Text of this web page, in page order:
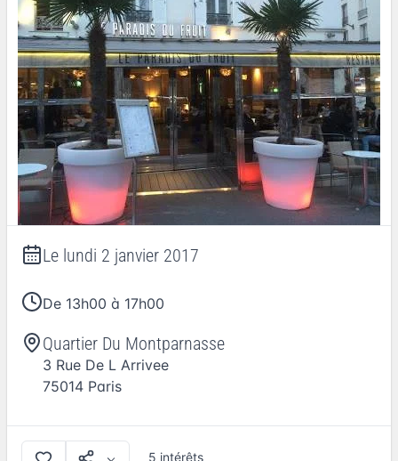
Le lundi 2 janvier 2017
De 13h00 à 17h00
Quartier Du Montparnasse
3 Rue De L Arrivee
75014 Paris
5 intérêts